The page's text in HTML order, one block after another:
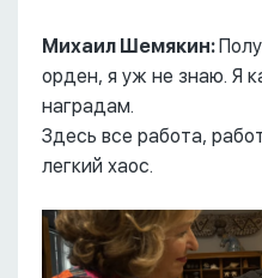
Михаил Шемякин:
орден, я уж не знаю. Я
наградам.
Здесь все работа,
легкий хаос.